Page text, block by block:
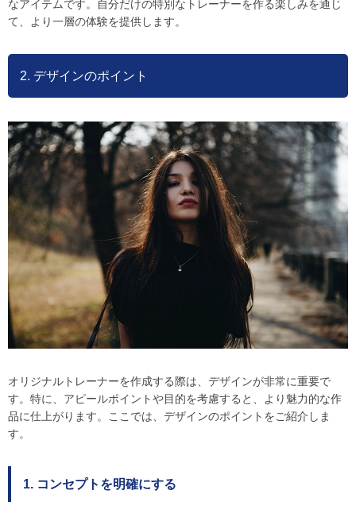
なアイテムです。自分だけの特別なトレーナーを作る楽しみを通じ
て、より一層の体験を提供します。
2. デザインのポイント
オリジナルトレーナーを作成する際は、デザインが非常に重要で
す。特に、アピールポイントや目的を考慮すると、より魅力的な作
品に仕上がります。ここでは、デザインのポイントをご紹介しま
す。
1. コンセプトを明確にする